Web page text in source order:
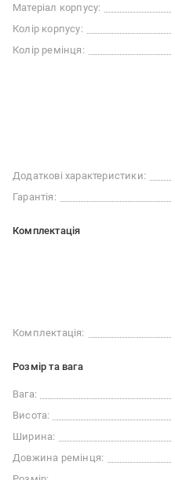
Матеріал корпусу:
Колір корпусу:
Колір ремінця:
Додаткові характеристики:
Гарантія:
Комплектація
Комплектація:
Розмір та вага
Вага:
Висота:
Ширина:
Довжина ремінця: